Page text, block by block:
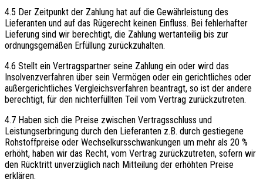
4.5 Der Zeitpunkt der Zahlung hat auf die Gewährleistung des
Lieferanten und auf das Rügerecht keinen Einfluss. Bei fehlerhafter
Lieferung sind wir berechtigt, die Zahlung wertanteilig bis zur
ordnungsgemäßen Erfüllung zurückzuhalten.
4.6 Stellt ein Vertragspartner seine Zahlung ein oder wird das
Insolvenzverfahren über sein Vermögen oder ein gerichtliches oder
außergerichtliches Vergleichsverfahren beantragt, so ist der andere
berechtigt, für den nichterfüllten Teil vom Vertrag zurückzutreten.
4.7 Haben sich die Preise zwischen Vertragsschluss und
Leistungserbringung durch den Lieferanten z.B. durch gestiegene
Rohstoffpreise oder Wechselkursschwankungen um mehr als 20 %
erhöht, haben wir das Recht, vom Vertrag zurückzutreten, sofern wir
den Rücktritt unverzüglich nach Mitteilung der erhöhten Preise
erklären.